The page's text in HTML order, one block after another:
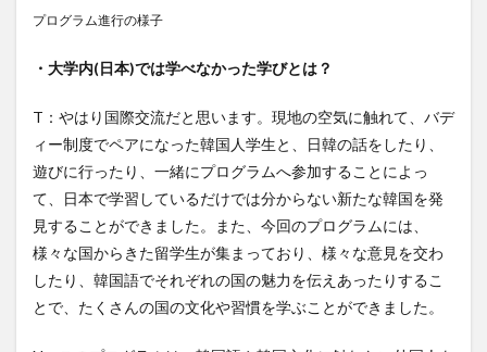
プログラム進行の様子
・大学内(日本)では学べなかった学びとは？
T：やはり国際交流だと思います。現地の空気に触れて、バデ
ィー制度でペアになった韓国人学生と、日韓の話をしたり、
遊びに行ったり、一緒にプログラムへ参加することによっ
て、日本で学習しているだけでは分からない新たな韓国を発
見することができました。また、今回のプログラムには、
様々な国からきた留学生が集まっており、様々な意見を交わ
したり、韓国語でそれぞれの国の魅力を伝えあったりするこ
とで、たくさんの国の文化や習慣を学ぶことができました。
文化体験
日中韓プログラム
日本
昭和女子大学
昭和女子大学国際学部
昭和女子大学国際学部国際学科
時間割
東明学林
東海大学
比較社会論
淑明女子大学校
淑明女子大学校留学
特別講座
特別講演
特別講義
現地レポート 産学交流会
留学
留学プログラム
留学レポート
留学体験談